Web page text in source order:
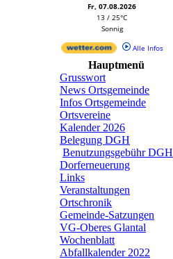
Fr, 07.08.2026
13 / 25°C
Sonnig
Alle Infos
Hauptmenü
Grusswort
News Ortsgemeinde
Infos Ortsgemeinde
Ortsvereine
Kalender 2026
Belegung DGH
Benutzungsgebühr DGH
Dorferneuerung
Links
Veranstaltungen
Ortschronik
Gemeinde-Satzungen
VG-Oberes Glantal
Wochenblatt
Abfallkalender 2022